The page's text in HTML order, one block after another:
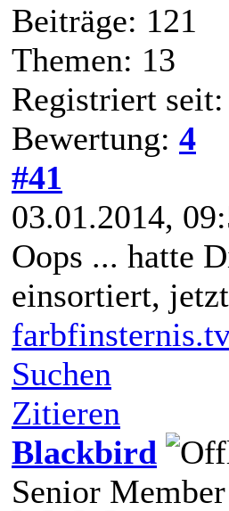
Beiträge: 121
Themen: 13
Registriert
Bewertung: 4
#41
03.01.2014,
Oops ... hatte
einsortiert,
Suchen
Zitieren
Blackbird
Senior Member